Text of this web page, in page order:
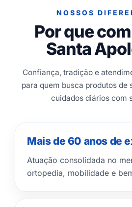
NOSSOS
Por que
Santa
Confiança, tradição e
para quem busca produtos de
cuidados diários com
Mais de 60 anos de
Atuação consolidada no
ortopedia, mobilidade e